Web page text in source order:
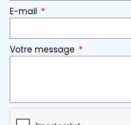
E-mail
Votre message